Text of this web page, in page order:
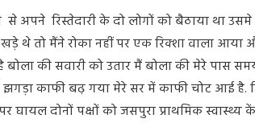
अपने रिस्तेदारी के दो लोगों को बैठाया था
खड़े थे तो मैंने रोका नहीं पर एक रिक्शा वाला
बोला की सवारी को उतार मैं बोला की मेरे पास
काफी बढ़ गया मेरे सर में काफी चोट आई है.
घायलदोनों पक्षों को जसपुरा प्राथमिक